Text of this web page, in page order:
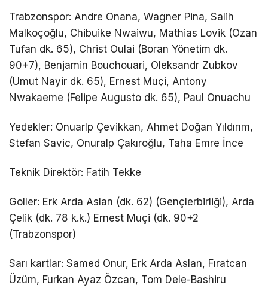
Trabzonspor: Andre Onana, Wagner Pina, Salih
Malkoçoğlu, Chibuike Nwaiwu, Mathias Lovik (Ozan
Tufan dk. 65), Christ Oulai (Boran Yönetim dk.
90+7), Benjamin Bouchouari, Oleksandr Zubkov
(Umut Nayir dk. 65), Ernest Muçi, Antony
Nwakaeme (Felipe Augusto dk. 65), Paul Onuachu
Yedekler: Onuarlp Çevikkan, Ahmet Doğan Yıldırım,
Stefan Savic, Onuralp Çakıroğlu, Taha Emre İnce
Teknik Direktör: Fatih Tekke
Goller: Erk Arda Aslan (dk. 62) (Gençlerbirliği), Arda
Çelik (dk. 78 k.k.) Ernest Muçi (dk. 90+2
(Trabzonspor)
Sarı kartlar: Samed Onur, Erk Arda Aslan, Fıratcan
Üzüm, Furkan Ayaz Özcan, Tom Dele-Bashiru